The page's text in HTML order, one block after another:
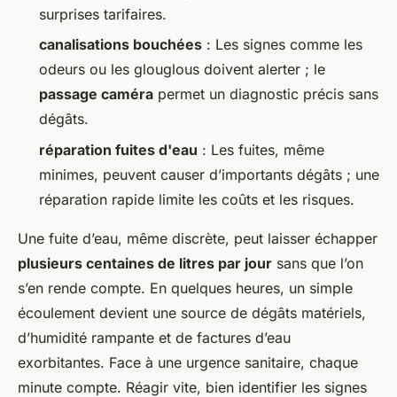
surprises tarifaires.
canalisations bouchées : Les signes comme les
odeurs ou les glouglous doivent alerter ; le
passage caméra permet un diagnostic précis sans
dégâts.
réparation fuites d'eau : Les fuites, même
minimes, peuvent causer d’importants dégâts ; une
réparation rapide limite les coûts et les risques.
Une fuite d’eau, même discrète, peut laisser échapper
plusieurs centaines de litres par jour sans que l’on
s’en rende compte. En quelques heures, un simple
écoulement devient une source de dégâts matériels,
d’humidité rampante et de factures d’eau
exorbitantes. Face à une urgence sanitaire, chaque
minute compte. Réagir vite, bien identifier les signes